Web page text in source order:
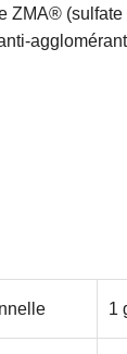
ZMA®
1